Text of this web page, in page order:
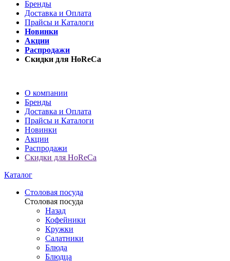
Бренды
Доставка и Оплата
Прайсы и Каталоги
Новинки
Акции
Распродажи
Скидки для HoReCa
О компании
Бренды
Доставка и Оплата
Прайсы и Каталоги
Новинки
Акции
Распродажи
Скидки для HoReCa
Каталог
Столовая посуда
Столовая посуда
Назад
Кофейники
Кружки
Салатники
Блюда
Блюдца